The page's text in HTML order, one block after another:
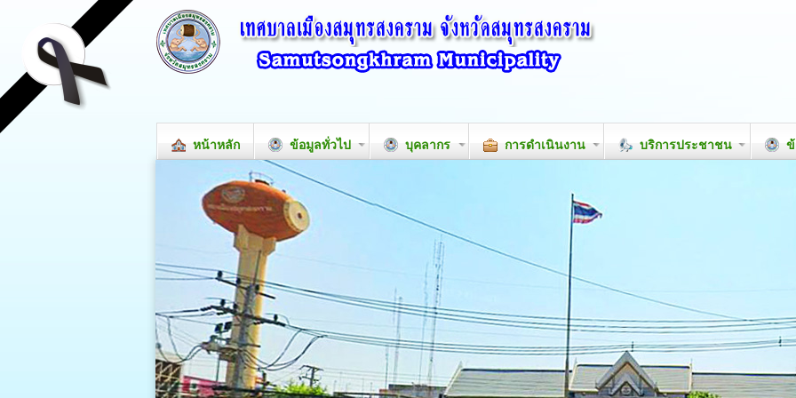
หน้าหลัก ข้อมูลทั่วไป บุคลากร การดำเนินงาน บริการประชาชน ข้